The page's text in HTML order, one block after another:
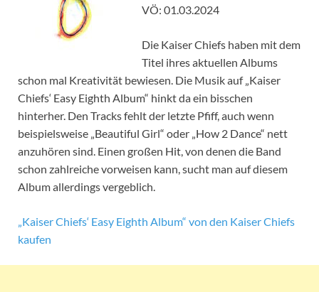
VÖ: 01.03.2024
Die Kaiser Chiefs haben mit dem
Titel ihres aktuellen Albums
schon mal Kreativität bewiesen. Die Musik auf „Kaiser
Chiefs‘ Easy Eighth Album“ hinkt da ein bisschen
hinterher. Den Tracks fehlt der letzte Pfiff, auch wenn
beispielsweise „Beautiful Girl“ oder „How 2 Dance“ nett
anzuhören sind. Einen großen Hit, von denen die Band
schon zahlreiche vorweisen kann, sucht man auf diesem
Album allerdings vergeblich.
„Kaiser Chiefs‘ Easy Eighth Album“ von den Kaiser Chiefs
kaufen